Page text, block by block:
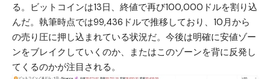
る。ビットコインは13日、終値で再び100,000ドルを割り込
んだ。執筆時点では99,436ドルで推移しており、10月から
の売り圧に押し込まれている状況だ。今後は明確に安値ゾー
ンをブレイクしていくのか、またはこのゾーンを背に反発し
てくるのかが注目される。